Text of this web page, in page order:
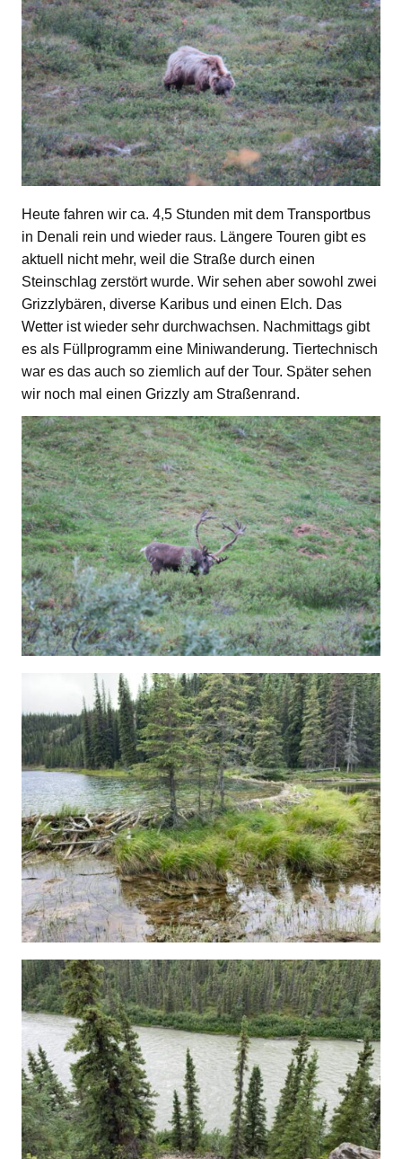
Heute fahren wir ca. 4,5 Stunden mit dem Transportbus
in Denali rein und wieder raus. Längere Touren gibt es
aktuell nicht mehr, weil die Straße durch einen
Steinschlag zerstört wurde. Wir sehen aber sowohl zwei
Grizzlybären, diverse Karibus und einen Elch. Das
Wetter ist wieder sehr durchwachsen. Nachmittags gibt
es als Füllprogramm eine Miniwanderung. Tiertechnisch
war es das auch so ziemlich auf der Tour. Später sehen
wir noch mal einen Grizzly am Straßenrand.